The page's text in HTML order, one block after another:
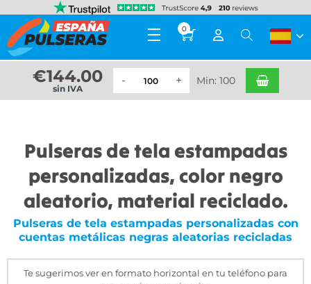
0
€144.00
sin IVA
Min: 100
Pulseras de tela estampadas
personalizadas, color negro
aleatorio, material reciclado.
Pulseras de tela estampadas personalizadas con
cuentas metálicas negras aleatorias recicladas
Te sugerimos ver en formato horizontal en tu teléfono para